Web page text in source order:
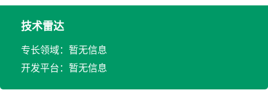
技术雷达
专长领域：暂无信息
开发平台：暂无信息